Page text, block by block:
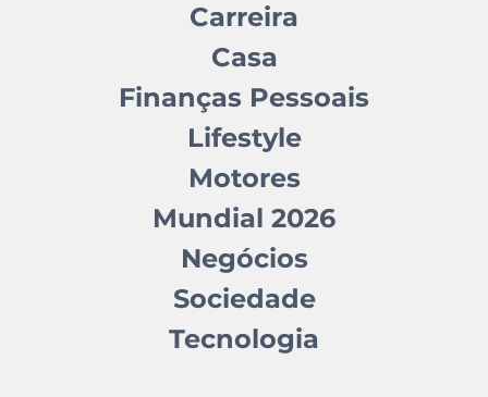
Carreira
Casa
Finanças Pessoais
Lifestyle
Motores
Mundial 2026
Negócios
Sociedade
Tecnologia